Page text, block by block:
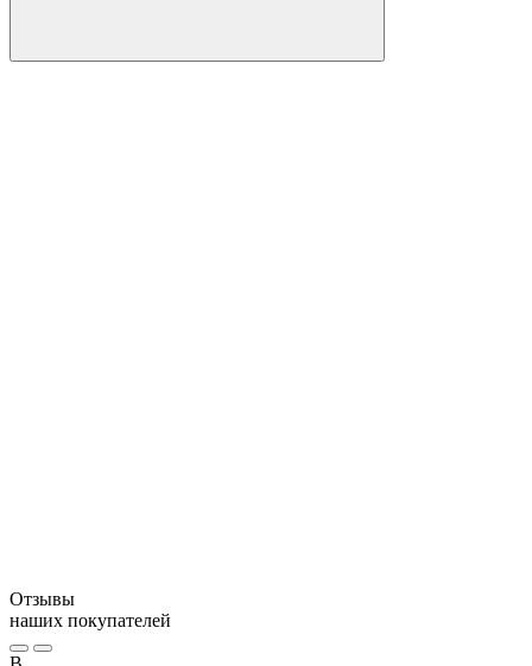
Отзывы
наших покупателей